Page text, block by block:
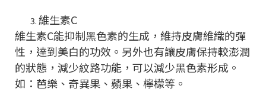
維生素C
維生素C能抑制黑色素的生成，維持皮膚維織的彈
性，達到美白的功效。另外也有讓皮膚保持較澎潤
的狀態，減少紋路功能，可以減少黑色素形成。
如：芭樂、奇異果、蘋果、檸檬等。